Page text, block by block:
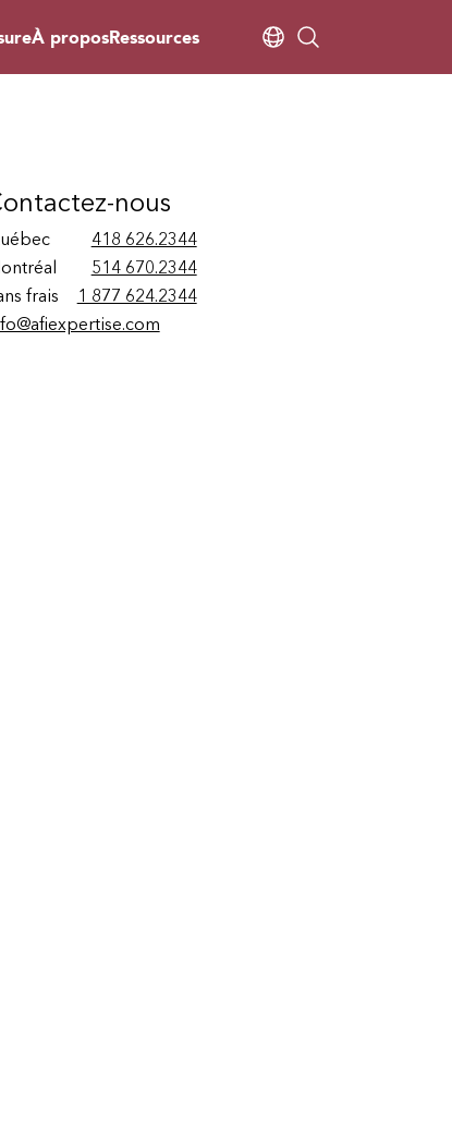
À proposRessources
nous
418 626.2344
514 670.2344
frais
1 877 624.2344